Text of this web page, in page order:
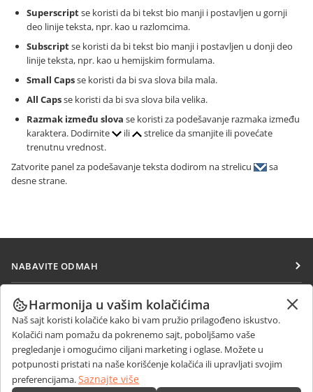
Superscriptse koristi da bi tekst bio manji i postavljen u gornji
deo linije teksta, npr. kao u razlomcima.
Subscriptse koristi da bi tekst bio manji i postavljen u donji deo
linije teksta, npr. kao u hemijskim formulama.
Small Capsse koristi da bi sva slova bila mala.
All Capsse koristi da bi sva slova bila velika.
Razmak između slova se koristi za podešavanje razmaka između
karaktera. Dodirnite
ili
strelice da smanjite ili povećate
trenutnu vrednost.
Zatvorite panel za podešavanje teksta dodirom na strelicu
sa
desne strane.
NABAVITE ODMAH
Docs
DocSpace
Workspace
Konektori
Desktop aplikacije
SARAĐUJTE
Za doprinosioce
Za prevodioce
Za influensere
PRIMAJTE VESTI
Blog
DOBIJTE POMOĆ
Forum
Harmonija u vašim kolačićima
Naš sajt koristi kolačiće kako bi vam pružio prilagođeno iskustvo.
Kolačići nam pomažu da pokrenemo sajt, poboljšamo vaše
pregledanje i omogućimo ciljani marketing i oglase. Možete u
potpunosti pristati na naše korišćenje kolačića ili upravljati svojim
preferencijama.Saznajte više